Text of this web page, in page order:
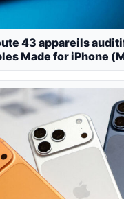
43 appareils
Made for iPhone